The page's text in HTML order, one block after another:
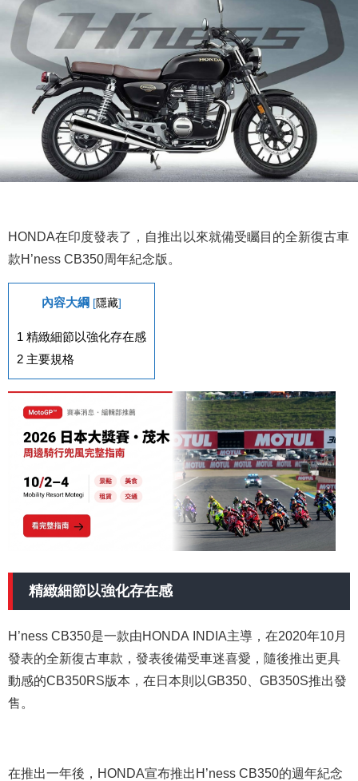
HONDA在印度發表了，自推出以來就備受矚目的全新復古車
款H’ness CB350周年紀念版。
內容大綱 [隱藏]
1 精緻細節以強化存在感
2 主要規格
精緻細節以強化存在感
H’ness CB350是一款由HONDA INDIA主導，在2020年10月
發表的全新復古車款，發表後備受車迷喜愛，隨後推出更具
動感的CB350RS版本，在日本則以GB350、GB350S推出發
售。
在推出一年後，HONDA宣布推出H’ness CB350的週年紀念